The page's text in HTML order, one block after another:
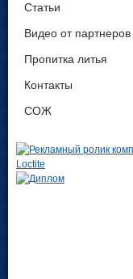
Статьи
Видео от партнеров
Пропитка литья
Контакты
СОЖ